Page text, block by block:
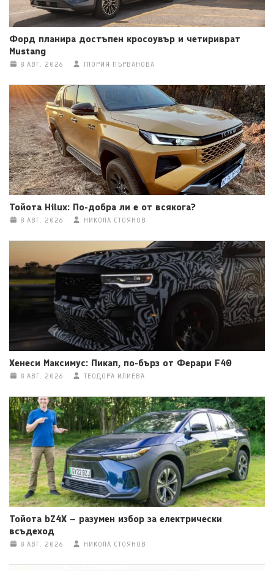
Форд планира достъпен кросоувър и четириврат
Mustang
8 АВГ. 2026 ГЛОРИЯ ПЪРВАНОВА
Тойота Hilux: По-добра ли е от всякога?
8 АВГ. 2026 НИКОЛА СТОЯНОВ
Хенеси Максимус: Пикап, по-бърз от Ферари F40
8 АВГ. 2026 ТЕОДОРА ИЛИЕВА
Тойота bZ4X – разумен избор за електрически
всъдеход
8 АВГ. 2026 НИКОЛА СТОЯНОВ